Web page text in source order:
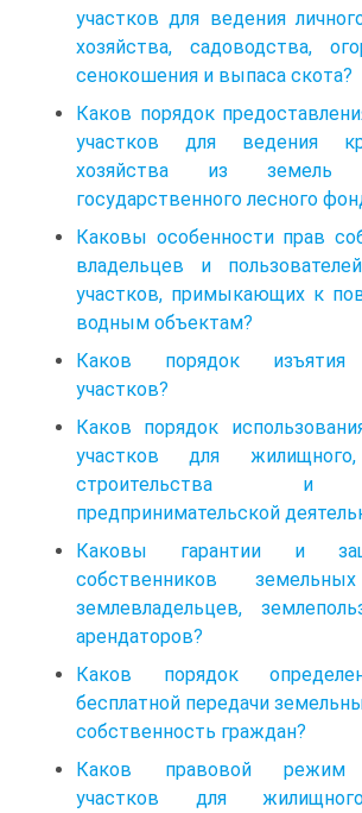
участков для ведения
хозяйства, садоводства,
сенокошения и выпаса скота?
Каков порядок
участков для ведения
хозяйства из земель
государственного лесного
Каковы особенности прав
владельцев и
участков, примыкающих к
водным объектам?
Каков порядок изъятия
участков?
Каков порядок
участков для
строительства и
предпринимательской
Каковы гарантии и
собственников
землевладельцев,
арендаторов?
Каков порядок
бесплатной передачи
собственность граждан?
Каков правовой режим
участков для